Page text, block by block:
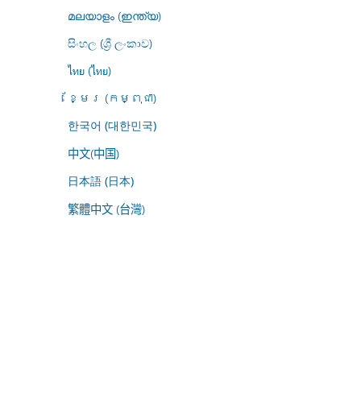
മലയാളം (ഇന്ത്യ)
සිංහල (ශ්‍රී ලංකාව)
ไทย (ไทย)
ខ្មែរ (កម្ពុជា)
한국어 (대한민국)
中文(中国)
日本語 (日本)
繁體中文 (台灣)